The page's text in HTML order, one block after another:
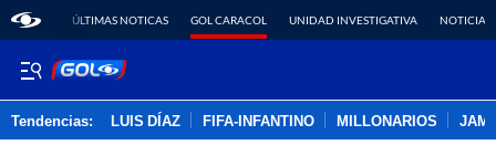
ÚLTIMAS NOTICAS GOL CARACOL UNIDAD INVESTIGATIVA NOTICIAS
Tendencias: LUIS DÍAZ FIFA-INFANTINO MILLONARIOS